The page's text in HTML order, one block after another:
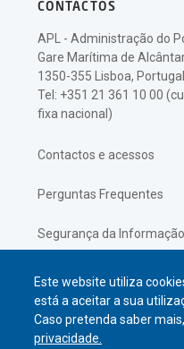
Este website utiliza
está a aceitar a sua
Caso pretenda saber
privacidade.
CONTACTOS
APL - Administração do
Gare Marítima de
1350-355 Lisboa, Portugal
Tel: +351 21 361 10 00
fixa nacional)
Contactos e acessos
Perguntas Frequentes
Segurança da Informação
Política de Privacidade